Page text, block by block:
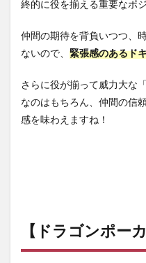
終的に役を揃える重要なポ
仲間の期待を背負いつつ、
ないので、 緊張感のあるド
さらに役が揃って威力大な
なのはもちろん、仲間の信
感を味わえますね！
【ドラゴンポー